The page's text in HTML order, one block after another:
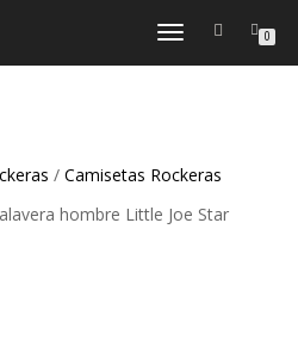
CAMBIAR
0
/ Camisetas Rockeras
hombre Little Joe Star